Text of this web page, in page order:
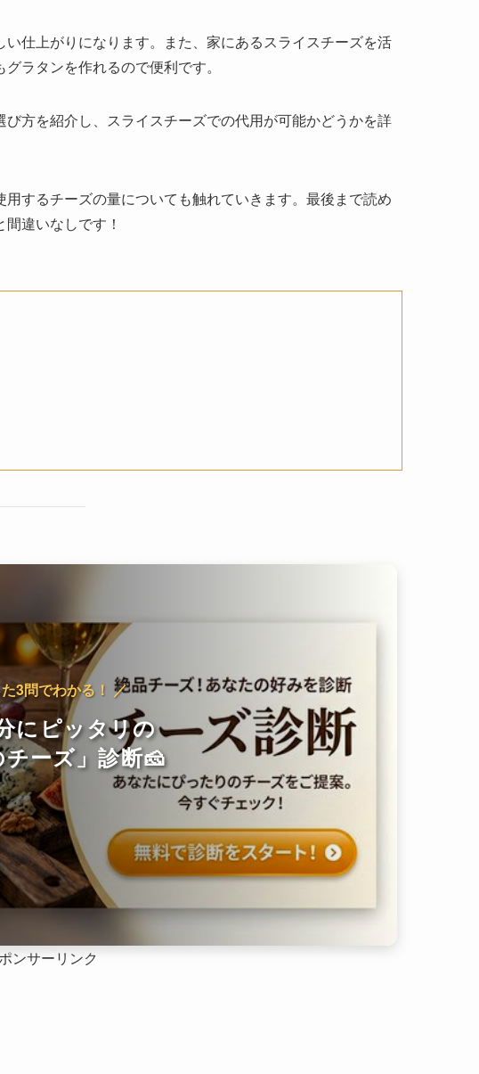
仕上がりになります。また、家にあるスライスチーズを活
ラタンを作れるので便利です。
方を紹介し、スライスチーズでの代用が可能かどうかを詳
するチーズの量についても触れていきます。最後まで読め
違いなしです！
3問でわかる！ ／
にピッタリの
ーズ」診断🧀
ンサーリンク